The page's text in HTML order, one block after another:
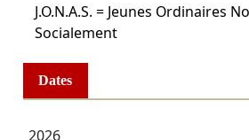
J.O.N.A.S. = Jeunes Ordinaires
Socialement
Dates
2026